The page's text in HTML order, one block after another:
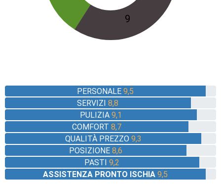
9
PERSONALE 9,5
SERVIZI8,8
PULIZIA9,1
COMFORT8,7
QUALITÀ PREZZO 9,3
POSIZIONE8,6
PASTI9,2
ASSISTENZA PRONTO ISCHIA 9,5